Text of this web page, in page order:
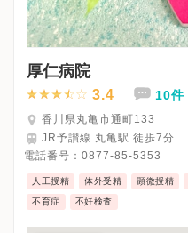
厚仁病院
3.4 10件
香川県丸亀市通町133
JR予讃線 丸亀駅 徒歩7分
電話番号： 0877-85-5353
人工授精 体外受精 顕微授精
不育症 不妊検査